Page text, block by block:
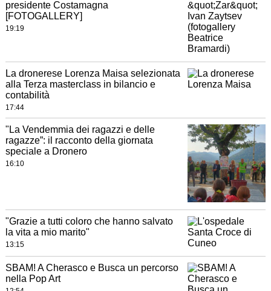
presidente Costamagna
[FOTOGALLERY]
19:19
La dronerese Lorenza Maisa selezionata
alla Terza masterclass in bilancio e
contabilità
17:44
"La Vendemmia dei ragazzi e delle
ragazze”: il racconto della giornata
speciale a Dronero
16:10
"Grazie a tutti coloro che hanno salvato
la vita a mio marito"
13:15
SBAM! A Cherasco e Busca un percorso
nella Pop Art